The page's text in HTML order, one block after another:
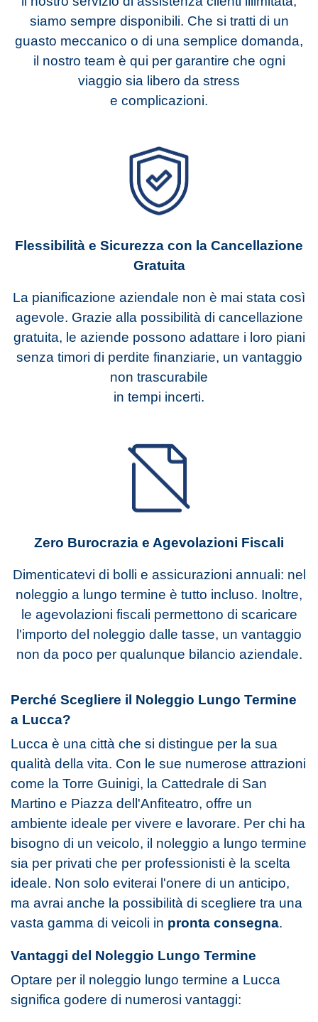
siamo sempre disponibili. Che si tratti di un
guasto meccanico o di una semplice domanda,
il nostro team è qui per garantire che ogni
viaggio sia libero da stress
e complicazioni.
Flessibilità e Sicurezza con la Cancellazione
Gratuita
La pianificazione aziendale non è mai stata così
agevole. Grazie alla possibilità di cancellazione
gratuita, le aziende possono adattare i loro piani
senza timori di perdite finanziarie, un vantaggio
non trascurabile
in tempi incerti.
Zero Burocrazia e Agevolazioni Fiscali
Dimenticatevi di bolli e assicurazioni annuali: nel
noleggio a lungo termine è tutto incluso. Inoltre,
le agevolazioni fiscali permettono di scaricare
l'importo del noleggio dalle tasse, un vantaggio
non da poco per qualunque bilancio aziendale.
Perché Scegliere il Noleggio Lungo Termine
a Lucca?
Lucca è una città che si distingue per la sua
qualità della vita. Con le sue numerose attrazioni
come la Torre Guinigi, la Cattedrale di San
Martino e Piazza dell'Anfiteatro, offre un
ambiente ideale per vivere e lavorare. Per chi ha
bisogno di un veicolo, il noleggio a lungo termine
sia per privati che per professionisti è la scelta
ideale. Non solo eviterai l'onere di un anticipo,
ma avrai anche la possibilità di scegliere tra una
vasta gamma di veicoli in pronta consegna.
Vantaggi del Noleggio Lungo Termine
Optare per il noleggio lungo termine a Lucca
significa godere di numerosi vantaggi: